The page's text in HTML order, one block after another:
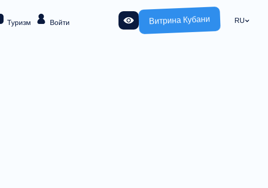
Туризм Войти Витрина Кубани RU